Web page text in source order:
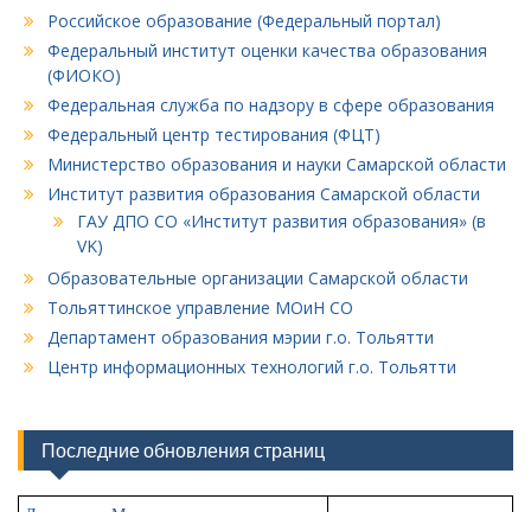
Российское образование (Федеральный портал)
Федеральный институт оценки качества образования
(ФИОКО)
Федеральная служба по надзору в сфере образования
Федеральный центр тестирования (ФЦТ)
Министерство образования и науки Самарской области
Институт развития образования Самарской области
ГАУ ДПО СО «Институт развития образования» (в
VK)
Образовательные организации Самарской области
Тольяттинское управление МОиН СО
Департамент образования мэрии г.о. Тольятти
Центр информационных технологий г.о. Тольятти
Последние обновления страниц